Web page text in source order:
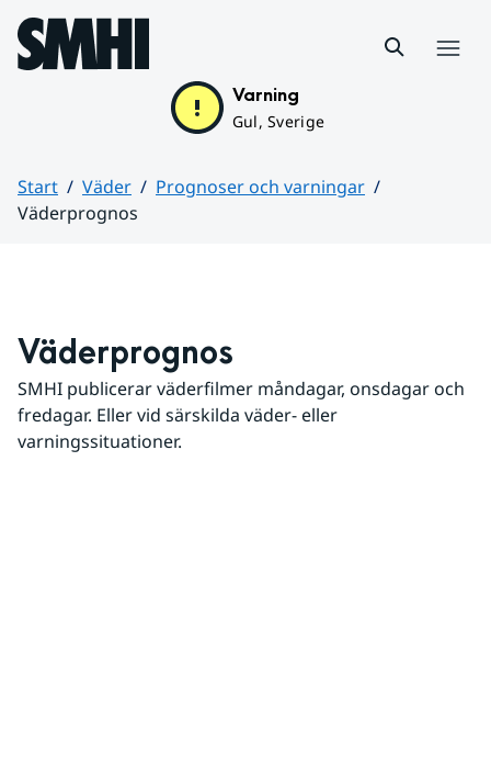
Hoppa till sidans innehåll
Varning
Gul, Sverige
Start Väder
Prognoser och varningar
Väderprognos
Väderprognos
SMHI publicerar väderfilmer måndagar, onsdagar och
fredagar. Eller vid särskilda väder- eller
varningssituationer.